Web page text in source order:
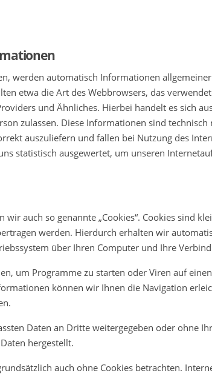
werden automatisch Informationen
etwa die Art des Webbrowsers, das
und Ähnliches. Hierbei handelt es sich
zulassen. Diese Informationen sind
auszuliefern und fallen bei Nutzung des
statistisch ausgewertet, um unseren
auch so genannte „Cookies“. Cookies sind
werden. Hierdurch erhalten wir
über Ihren Computer und Ihre
um Programme zu starten oder Viren auf
können wir Ihnen die Navigation
Daten an Dritte weitergegeben oder ohne
hergestellt.
auch ohne Cookies betrachten.